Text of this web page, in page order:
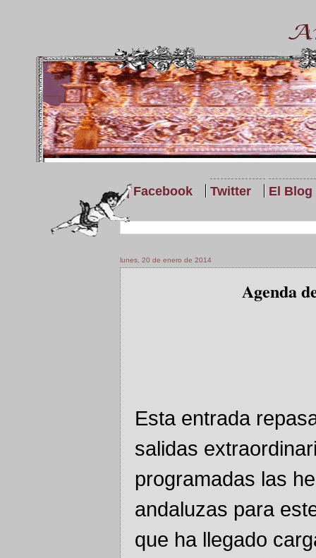
| Facebook Twitter El
lunes, 20 de enero de 2014
Agenda
Esta entrada
salidas
programadas las
andaluzas para
que ha llegado